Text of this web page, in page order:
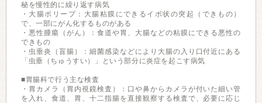
秘を慢性的に繰り返す病気
・大腸ポリープ：大腸粘膜にできるイボ状の突起（できもの）
で、一部にがん化するものがある
・悪性腫瘍（がん）：食道や胃、大腸などの粘膜にできる悪性の
できもの
・虫垂炎（盲腸）：細菌感染などにより大腸の入り口付近にある
「虫垂（ちゅうすい）」という部分に炎症を起こす病気
■胃腸科で行う主な検査
・胃カメラ（胃内視鏡検査）：口や鼻からカメラが付いた細い管
を入れ、食道、胃、十二指腸を直接観察する検査で、必要に応じ